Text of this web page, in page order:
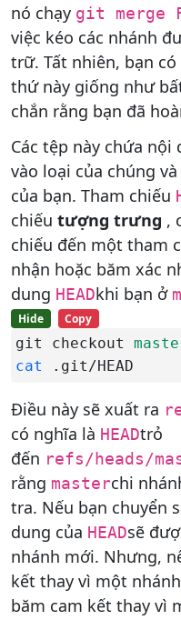
nó chạy git merge
việc kéo các nhánh
trữ. Tất nhiên, bạn
thứ này giống như
chắn rằng bạn đã
Các tệp này chứa
vào loại của chúng
của bạn. Tham chiếu
chiếu tượng trưng ,
chiếu đến một tham
nhận hoặc băm xác
dung HEADkhi bạn ở
Hide Copy
git checkout
cat
.git/HEAD
Điều này sẽ xuất ra
có nghĩa là HEADtrỏ
đến refs/heads/
rằng masterchi
tra. Nếu bạn chuyển
dung của HEADsẽ
nhánh mới. Nhưng,
kết thay vì một
băm cam kết thay vì